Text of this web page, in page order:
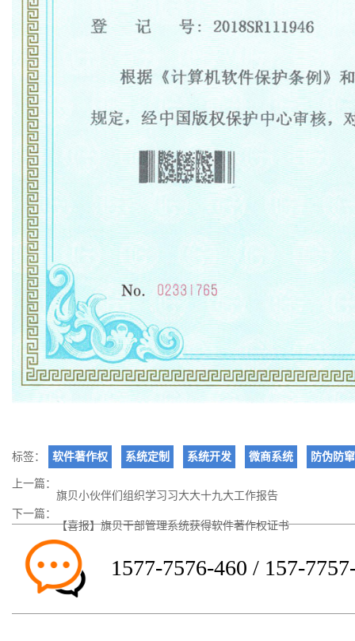
标签： 软件著作权 系统定制 系统开发 微商系统 防伪防窜
上一篇： 旗贝小伙伴们组织学习习大大十九大工作报告
下一篇：【喜报】旗贝干部管理系统获得软件著作权证书
1577-7576-460 / 157-